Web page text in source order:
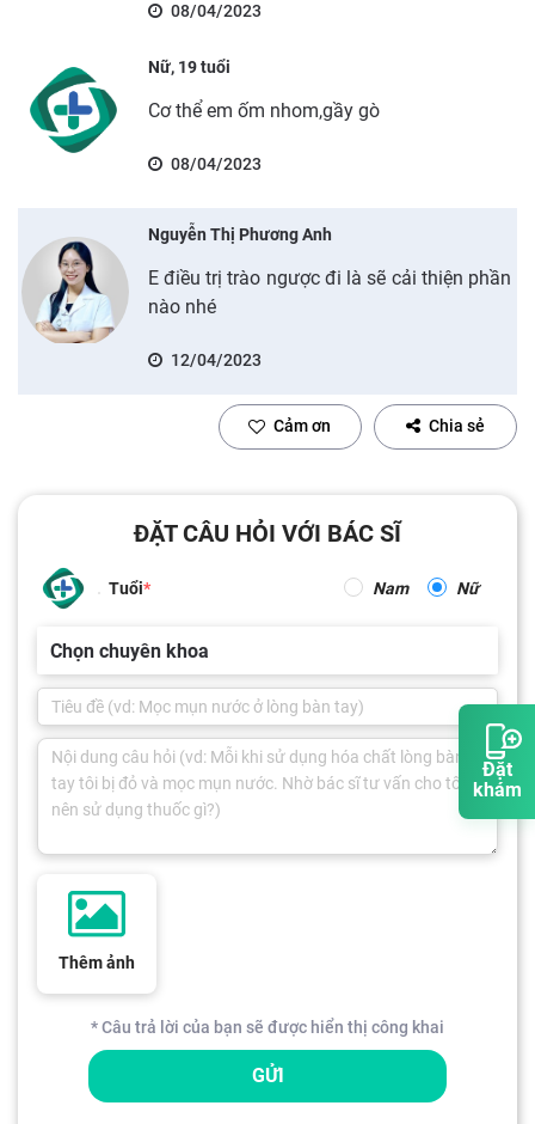
Đặt
khám
08/04/2023
Nữ, 19 tuổi
Cơ thể em ốm nhom,gầy gò
08/04/2023
Nguyễn Thị Phương Anh
E điều trị trào ngược đi là sẽ cải thiện phần
nào nhé
12/04/2023
Cảm ơn Chia sẻ
ĐẶT CÂU HỎI VỚI BÁC SĨ
Tuổi Nam Nữ
Chọn chuyên khoa
Thêm ảnh
* Câu trả lời của bạn sẽ được hiển thị công khai
GỬI